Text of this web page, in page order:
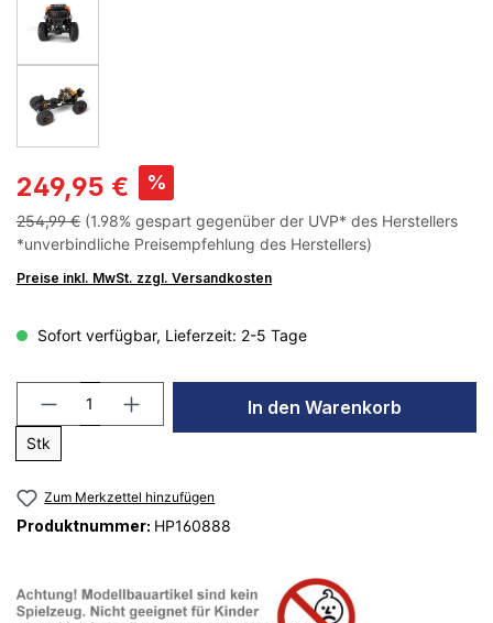
249,95 € %
254,99 € (1.98% gespart gegenüber der UVP* des Herstellers
*unverbindliche Preisempfehlung des Herstellers)
Preise inkl. MwSt. zzgl. Versandkosten
Sofort verfügbar, Lieferzeit: 2-5 Tage
Stk
In den Warenkorb
Zum Merkzettel hinzufügen
Produktnummer: HP160888